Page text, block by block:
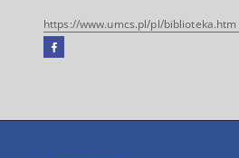
https://www.umcs.pl/pl/biblioteka.htm
Facebook
się